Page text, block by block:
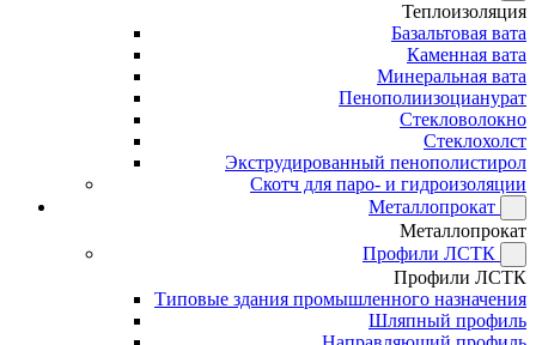
Теплоизоляция
Базальтовая вата
Каменная вата
Минеральная вата
Пенополиизоцианурат
Стекловолокно
Стеклохолст
Экструдированный пенополистирол
Скотч для паро- и гидроизоляции
Металлопрокат
Металлопрокат
Профили ЛСТК
Профили ЛСТК
Типовые здания промышленного назначения
Шляпный профиль